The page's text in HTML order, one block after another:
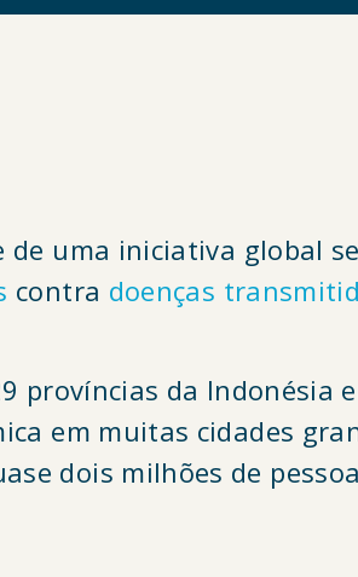
uma iniciativa global
contra doenças
províncias da Indonésia
em muitas cidades
dois milhões de